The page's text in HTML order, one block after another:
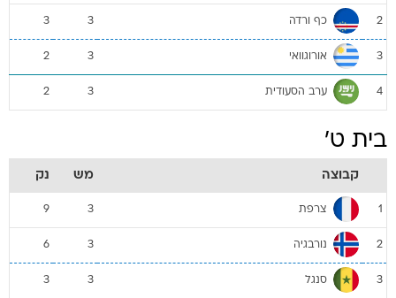
2 כף ורדה 3
3
3 אורוגוואי 3
2
4 ערב הסעודית 3
2
בית ט'
קבוצה מש נק
1 צרפת 3
9
2 נורבגיה 3
6
3 סנגל 3
3